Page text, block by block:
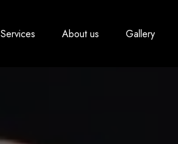
Services About us Gallery